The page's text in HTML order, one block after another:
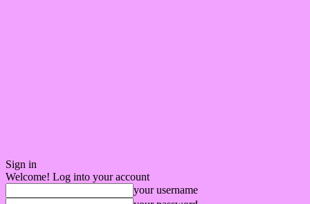
Sign in
Welcome! Log into your account
your username